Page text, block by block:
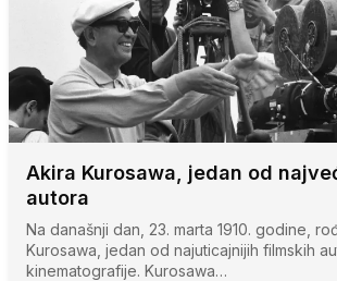
Akira Kurosawa, jedan od
autora
Na današnji dan, 23. marta 1910. godine,
Kurosawa, jedan od najuticajnijih filmskih
kinematografije. Kurosawa…